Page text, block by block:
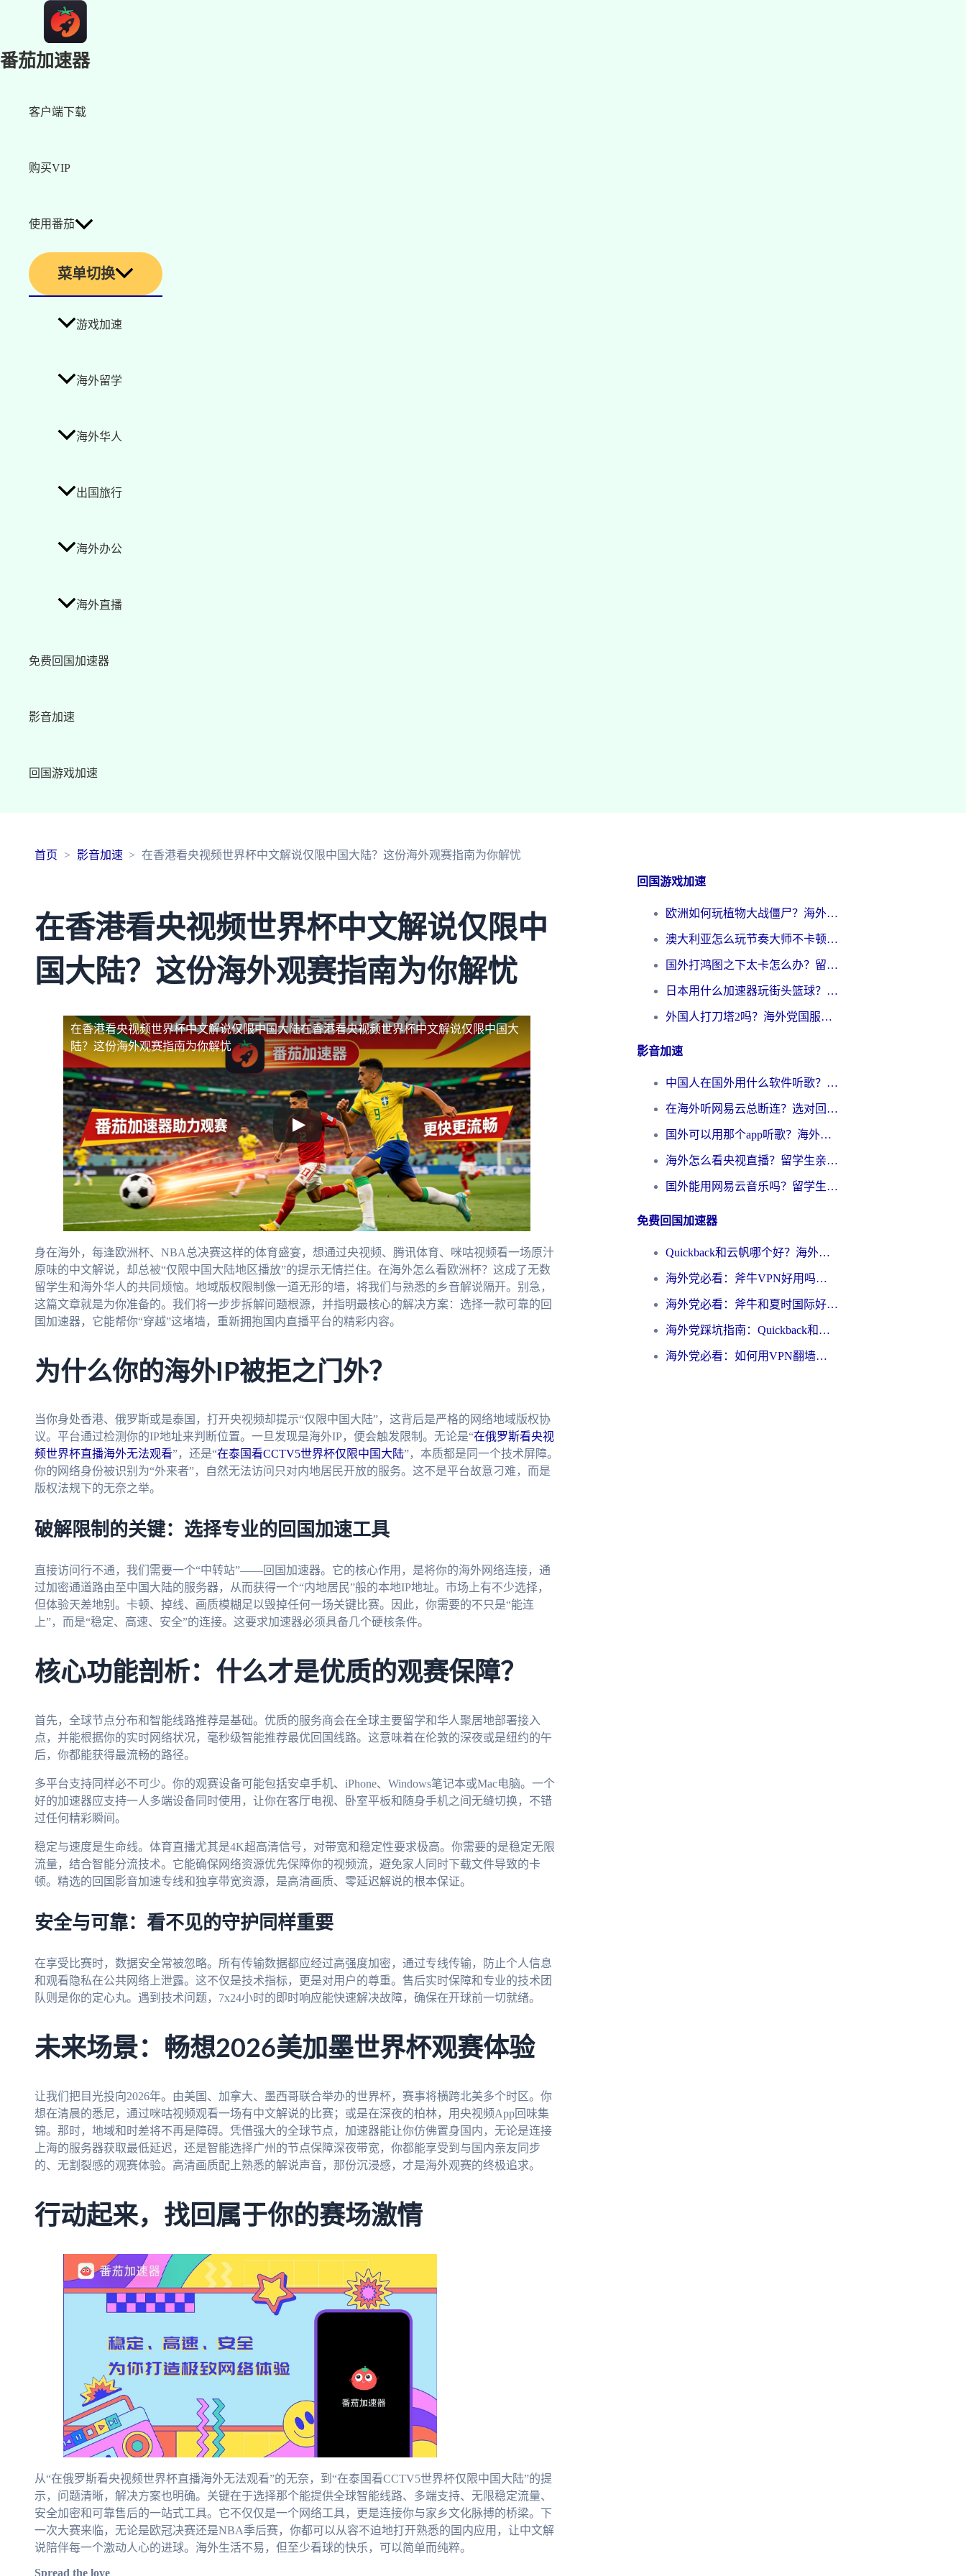
番茄加速器
客户端下载
购买VIP
使用番茄
菜单切换
游戏加速
海外留学
海外华人
出国旅行
海外办公
海外直播
免费回国加速器
影音加速
回国游戏加速
首页 影音加速 在香港看央视频世界杯中文解说仅限中国大陆？这份海外观赛指南为你解忧
在香港看央视频世界杯中文解说仅限中
国大陆？这份海外观赛指南为你解忧
在香港看央视频世界杯中文解说仅限中国大陆在香港看央视频世界杯中文解说仅限中国大
陆？这份海外观赛指南为你解忧
身在海外，每逢欧洲杯、NBA总决赛这样的体育盛宴，想通过央视频、腾讯体育、咪咕视频看一场原汁
原味的中文解说，却总被“仅限中国大陆地区播放”的提示无情拦住。在海外怎么看欧洲杯？这成了无数
留学生和海外华人的共同烦恼。地域版权限制像一道无形的墙，将我们与熟悉的乡音解说隔开。别急，
这篇文章就是为你准备的。我们将一步步拆解问题根源，并指明最核心的解决方案：选择一款可靠的回
国加速器，它能帮你“穿越”这堵墙，重新拥抱国内直播平台的精彩内容。
为什么你的海外IP被拒之门外？
当你身处香港、俄罗斯或是泰国，打开央视频却提示“仅限中国大陆”，这背后是严格的网络地域版权协
议。平台通过检测你的IP地址来判断位置。一旦发现是海外IP，便会触发限制。无论是“在俄罗斯看央视
频世界杯直播海外无法观看”，还是“在泰国看CCTV5世界杯仅限中国大陆”，本质都是同一个技术屏障。
你的网络身份被识别为“外来者”，自然无法访问只对内地居民开放的服务。这不是平台故意刁难，而是
版权法规下的无奈之举。
破解限制的关键：选择专业的回国加速工具
直接访问行不通，我们需要一个“中转站”——回国加速器。它的核心作用，是将你的海外网络连接，通
过加密通道路由至中国大陆的服务器，从而获得一个“内地居民”般的本地IP地址。市场上有不少选择，
但体验天差地别。卡顿、掉线、画质模糊足以毁掉任何一场关键比赛。因此，你需要的不只是“能连
上”，而是“稳定、高速、安全”的连接。这要求加速器必须具备几个硬核条件。
核心功能剖析：什么才是优质的观赛保障？
首先，全球节点分布和智能线路推荐是基础。优质的服务商会在全球主要留学和华人聚居地部署接入
点，并能根据你的实时网络状况，毫秒级智能推荐最优回国线路。这意味着在伦敦的深夜或是纽约的午
后，你都能获得最流畅的路径。
多平台支持同样必不可少。你的观赛设备可能包括安卓手机、iPhone、Windows笔记本或Mac电脑。一个
好的加速器应支持一人多端设备同时使用，让你在客厅电视、卧室平板和随身手机之间无缝切换，不错
过任何精彩瞬间。
稳定与速度是生命线。体育直播尤其是4K超高清信号，对带宽和稳定性要求极高。你需要的是稳定无限
流量，结合智能分流技术。它能确保网络资源优先保障你的视频流，避免家人同时下载文件导致的卡
顿。精选的回国影音加速专线和独享带宽资源，是高清画质、零延迟解说的根本保证。
安全与可靠：看不见的守护同样重要
在享受比赛时，数据安全常被忽略。所有传输数据都应经过高强度加密，通过专线传输，防止个人信息
和观看隐私在公共网络上泄露。这不仅是技术指标，更是对用户的尊重。售后实时保障和专业的技术团
队则是你的定心丸。遇到技术问题，7x24小时的即时响应能快速解决故障，确保在开球前一切就绪。
未来场景：畅想2026美加墨世界杯观赛体验
让我们把目光投向2026年。由美国、加拿大、墨西哥联合举办的世界杯，赛事将横跨北美多个时区。你
想在清晨的悉尼，通过咪咕视频观看一场有中文解说的比赛；或是在深夜的柏林，用央视频App回味集
锦。那时，地域和时差将不再是障碍。凭借强大的全球节点，加速器能让你仿佛置身国内，无论是连接
上海的服务器获取最低延迟，还是智能选择广州的节点保障深夜带宽，你都能享受到与国内亲友同步
的、无割裂感的观赛体验。高清画质配上熟悉的解说声音，那份沉浸感，才是海外观赛的终极追求。
行动起来，找回属于你的赛场激情
从“在俄罗斯看央视频世界杯直播海外无法观看”的无奈，到“在泰国看CCTV5世界杯仅限中国大陆”的提
示，问题清晰，解决方案也明确。关键在于选择那个能提供全球智能线路、多端支持、无限稳定流量、
安全加密和可靠售后的一站式工具。它不仅仅是一个网络工具，更是连接你与家乡文化脉搏的桥梁。下
一次大赛来临，无论是欧冠决赛还是NBA季后赛，你都可以从容不迫地打开熟悉的国内应用，让中文解
说陪伴每一个激动人心的进球。海外生活不易，但至少看球的快乐，可以简单而纯粹。
Spread the love
回国游戏加速
欧洲如何玩植物大战僵尸？海外党国服游戏加速避坑指南（附实测对比）
澳大利亚怎么玩节奏大师不卡顿？海外党国服游戏加速终极指南
国外打鸿图之下太卡怎么办？留学生亲测有效的国服游戏加速方案
日本用什么加速器玩街头篮球？海外党国服游戏不卡顿的终极攻略
外国人打刀塔2吗？海外党国服游戏加速避坑全攻略
影音加速
中国人在国外用什么软件听歌？别再被地域限制卡脖子，这篇教你轻松解锁国内音乐库
在海外听网易云总断连？选对回国加速器，告别地区限制和卡顿
国外可以用那个app听歌？海外党亲测有效的回国加速方案，轻松听国内音乐听书
海外怎么看央视直播？留学生亲测：3步解决版权限制+追剧自由
国外能用网易云音乐吗？留学生亲测：3步解决海外听歌难题
免费回国加速器
Quickback和云帆哪个好？海外党2026亲测指南：选对加速器大陆工具，无缝刷国内剧玩国服
海外党必看：斧牛VPN好用吗？和GoLinkVPN对比哪个回国效果更好？
海外党必看：斧牛和夏时国际好用吗？3步选对回国加速器，无缝刷国内资源
海外党踩坑指南：Quickback和归雁好用吗？选对加速器才能无缝刷国内资源
海外党必看：如何用VPN翻墙到大陆PTT？一篇解决你所有回国加速痛点